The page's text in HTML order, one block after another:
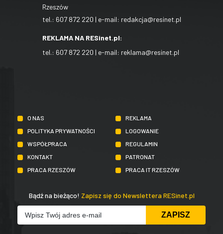
Rzeszów
tel.: 607 872 220 | e-mail: redakcja@resinet.pl
REKLAMA NA RESinet.pl:
tel.: 607 872 220 | e-mail: reklama@resinet.pl
O NAS
REKLAMA
POLITYKA PRYWATNOŚCI
LOGOWANIE
WSPÓŁPRACA
REGULAMIN
KONTAKT
PATRONAT
PRACA RZESZÓW
PRACA IT RZESZÓW
Bądź na bieżąco! Zapisz się do Newslettera RESinet.pl